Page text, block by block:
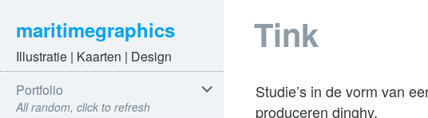
maritimegraphics
Illustratie | Kaarten | Design
Portfolio
All random, click to refresh
Tink
Studie’s in de vorm van
produceren dinghy.